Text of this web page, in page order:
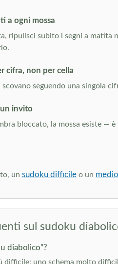
a ogni mossa
ripulisci subito i segni a matita
cifra, non per cella
seguendo una singola
invito
bloccato, la mossa esiste —
un sudoku difficileo un medio
sul sudoku
diabolico"?
difficile: uno schema molto